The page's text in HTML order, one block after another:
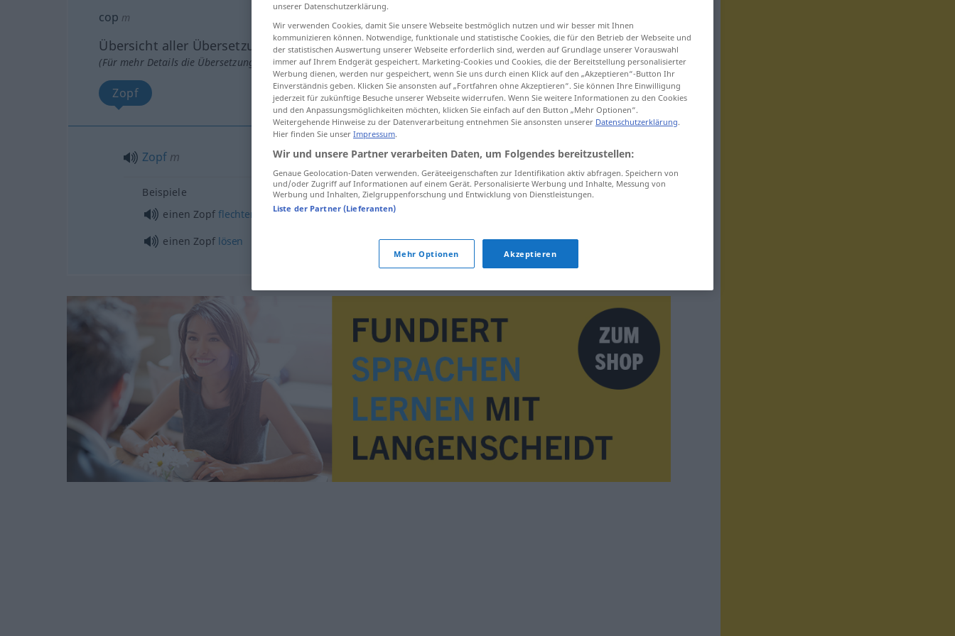
cop m
Übersicht aller Übersetzungen
(Für mehr Details die Übersetzung anklicken/antippen)
Zopf
Zopfm cop
Beispiele
einen Zopf flechten
einen Zopf lösen rozpustit cop
unserer Datenschutzerklärung.
Wir verwenden Cookies, damit Sie unsere Webseite bestmöglich nutzen und wir besser mit Ihnen
kommunizieren können. Notwendige, funktionale und statistische Cookies, die für den Betrieb der Webseite und
der statistischen Auswertung unserer Webseite erforderlich sind, werden auf Grundlage unserer Vorauswahl
immer auf Ihrem Endgerät gespeichert. Marketing-Cookies und Cookies, die der Bereitstellung personalisierter
Werbung dienen, werden nur gespeichert, wenn Sie uns durch einen Klick auf den „Akzeptieren“-Button Ihr
Einverständnis geben. Klicken Sie ansonsten auf „Fortfahren ohne Akzeptieren“. Sie können Ihre Einwilligung
jederzeit für zukünftige Besuche unserer Webseite widerrufen. Wenn Sie weitere Informationen zu den Cookies
und den Anpassungsmöglichkeiten möchten, klicken Sie einfach auf den Button „Mehr Optionen“.
Weitergehende Hinweise zu der Datenverarbeitung entnehmen Sie ansonsten unserer Datenschutzerklärung.
Hier finden Sie unser Impressum.
Wir und unsere Partner verarbeiten Daten, um Folgendes bereitzustellen:
Genaue Geolocation-Daten verwenden. Geräteeigenschaften zur Identifikation aktiv abfragen. Speichern von
und/oder Zugriff auf Informationen auf einem Gerät. Personalisierte Werbung und Inhalte, Messung von
Werbung und Inhalten, Zielgruppenforschung und Entwicklung von Dienstleistungen.
Liste der Partner (Lieferanten)
Mehr Optionen Akzeptieren